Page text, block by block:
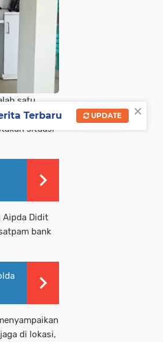
satu
Polsek
situasi
Aipda Didit
bank
di lokasi,
×
Terbaru UPDATE